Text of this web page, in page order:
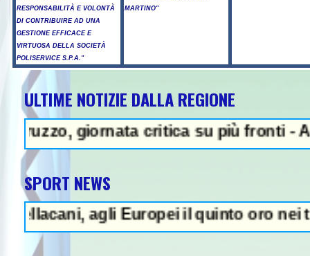
RESPONSABILITÀ E VOLONTÀ
DI CONTRIBUIRE AD UNA
GESTIONE EFFICACE E
VIRTUOSA DELLA SOCIETÀ
POLISERVICE S.P.A."
MARTINO"
ULTIME NOTIZIE DALLA REGIONE
giornata critica su più fronti - A14,
SPORT NEWS
agli Europei il quinto oro nei tuffi
- Sparatoria in una scuola a